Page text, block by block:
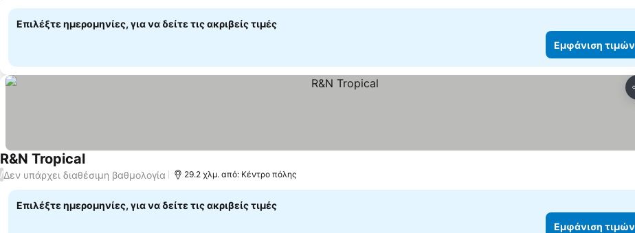
Επιλέξτε ημερομηνίες, για να δείτε τις ακριβείς τιμές
Εμφάνιση τιμών
R&N TropicalΕμφάνιση τιμών
/Δεν υπάρχει διαθέσιμη βαθμολογία 29.2 χλμ. από: Κέντρο πόλης
Επιλέξτε ημερομηνίες, για να δείτε τις ακριβείς τιμές
Εμφάνιση τιμών